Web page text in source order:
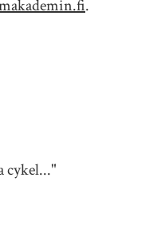
.
cykel..."